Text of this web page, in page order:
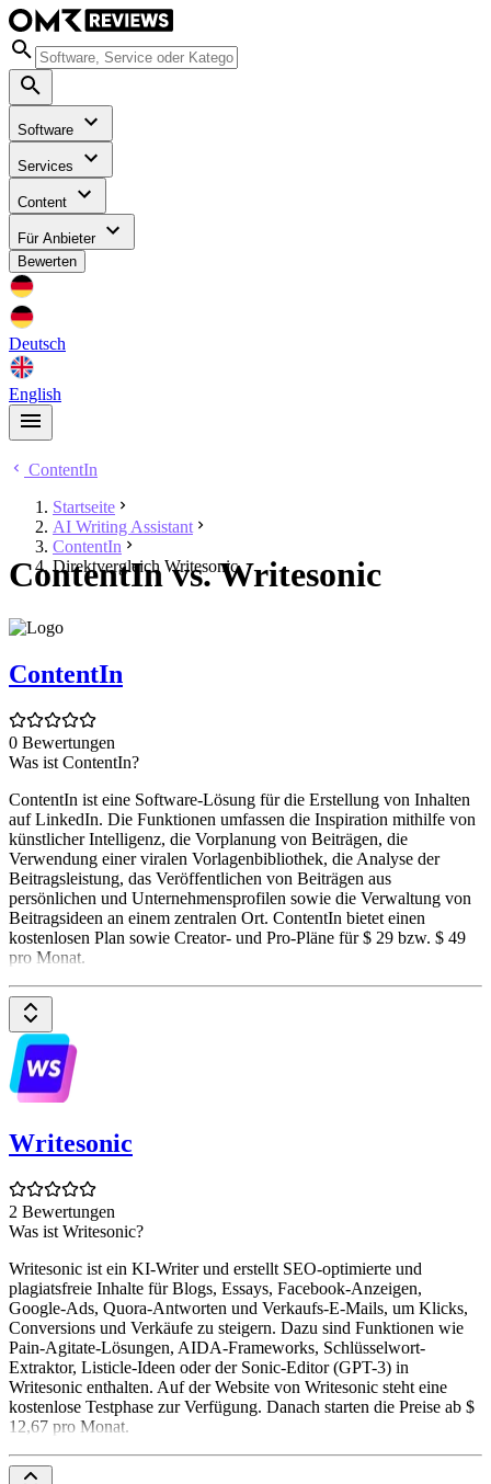
Software
Services
Content
Für Anbieter
Bewerten
Deutsch
English
ContentIn
Startseite
AI Writing Assistant
ContentIn
Direktvergleich Writesonic
ContentIn vs. Writesonic
ContentIn
0 Bewertungen
Was ist ContentIn?
ContentIn ist eine Software-Lösung für die Erstellung von Inhalten
auf LinkedIn. Die Funktionen umfassen die Inspiration mithilfe von
künstlicher Intelligenz, die Vorplanung von Beiträgen, die
Verwendung einer viralen Vorlagenbibliothek, die Analyse der
Beitragsleistung, das Veröffentlichen von Beiträgen aus
persönlichen und Unternehmensprofilen sowie die Verwaltung von
Beitragsideen an einem zentralen Ort. ContentIn bietet einen
kostenlosen Plan sowie Creator- und Pro-Pläne für $ 29 bzw. $ 49
pro Monat.
Writesonic
2 Bewertungen
Was ist Writesonic?
Writesonic ist ein KI-Writer und erstellt SEO-optimierte und
plagiatsfreie Inhalte für Blogs, Essays, Facebook-Anzeigen,
Google-Ads, Quora-Antworten und Verkaufs-E-Mails, um Klicks,
Conversions und Verkäufe zu steigern. Dazu sind Funktionen wie
Pain-Agitate-Lösungen, AIDA-Frameworks, Schlüsselwort-
Extraktor, Listicle-Ideen oder der Sonic-Editor (GPT-3) in
Writesonic enthalten. Auf der Website von Writesonic steht eine
kostenlose Testphase zur Verfügung. Danach starten die Preise ab $
12,67 pro Monat.